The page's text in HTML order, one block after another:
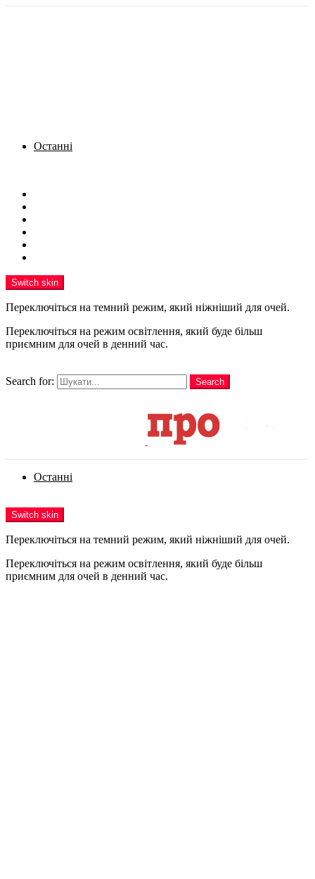
Останні
Switch skin
Переключіться на темний режим, який ніжніший для очей.
Переключіться на режим освітлення, який буде більш
приємним для очей в денний час.
Search for:
Search
Останні
Switch skin
Переключіться на темний режим, який ніжніший для очей.
Переключіться на режим освітлення, який буде більш
приємним для очей в денний час.